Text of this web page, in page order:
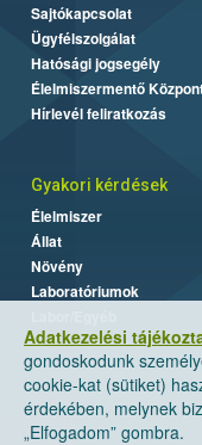
Adatkezelési
gondoskodunk
cookie-kat (sütiket)
érdekében, melynek
„Elfogadom” gombra.
Sajtókapcsolat
Ügyfélszolgálat
Hatósági jogsegély
Élelmiszermentő
Hírlevél feliratkozás
Gyakori kérdések
Élelmiszer
Állat
Növény
Laboratóriumok